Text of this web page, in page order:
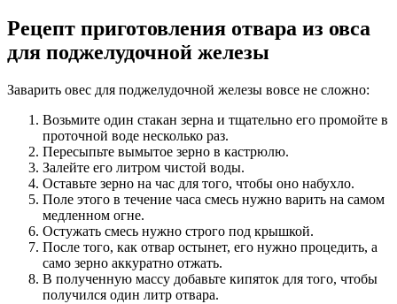
Рецепт приготовления отвара из овса
для поджелудочной железы
Заварить овес для поджелудочной железы вовсе не сложно:
Возьмите один стакан зерна и тщательно его промойте в
проточной воде несколько раз.
Пересыпьте вымытое зерно в кастрюлю.
Залейте его литром чистой воды.
Оставьте зерно на час для того, чтобы оно набухло.
Поле этого в течение часа смесь нужно варить на самом
медленном огне.
Остужать смесь нужно строго под крышкой.
После того, как отвар остынет, его нужно процедить, а
само зерно аккуратно отжать.
В полученную массу добавьте кипяток для того, чтобы
получился один литр отвара.